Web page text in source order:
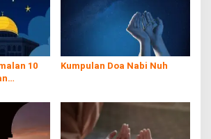
10
Kumpulan Doa Nabi Nuh